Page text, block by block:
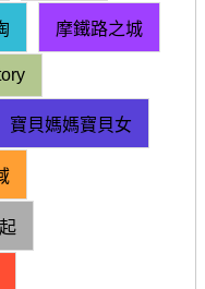
摩鐵路之城
寶貝媽媽寶貝女